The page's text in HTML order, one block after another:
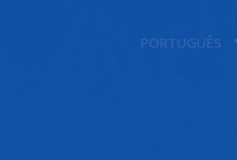
PORTUGUÊS